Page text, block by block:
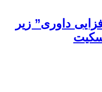
داوری” زیر